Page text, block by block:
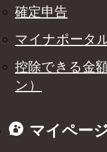
確定申告
マイナポータ
控除できる金
ン）
マイペー